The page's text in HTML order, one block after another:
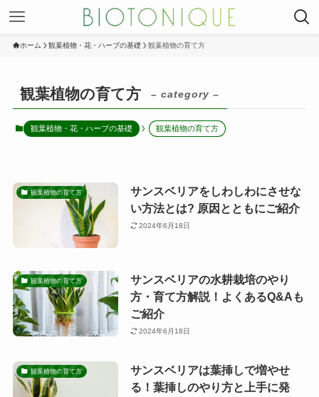
ホーム 観葉植物・花・ハーブの基礎 観葉植物の育て方
観葉植物の育て方 – category –
観葉植物・花・ハーブの基礎 観葉植物の育て方
観葉植物の育て方
サンスベリアをしわしわにさせな
い方法とは? 原因とともにご紹介
2024年6月18日
観葉植物の育て方
サンスベリアの水耕栽培のやり
方・育て方解説！よくあるQ&Aも
ご紹介
2024年6月18日
観葉植物の育て方
サンスベリアは葉挿しで増やせ
る！葉挿しのやり方と上手に発